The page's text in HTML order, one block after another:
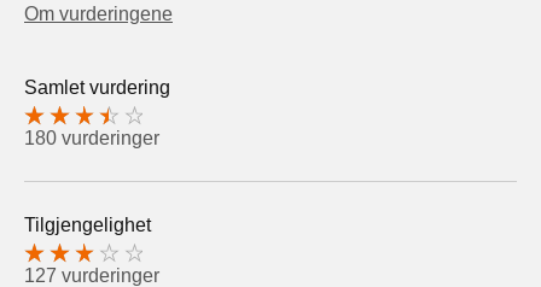
Om vurderingene
Samlet vurdering
180 vurderinger
Tilgjengelighet
127 vurderinger